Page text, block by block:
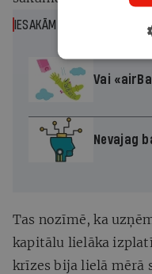
IESAKĀM
Vai
Tas nozīmē, ka
kapitālu lielāka
krīzes bija lielā mērā